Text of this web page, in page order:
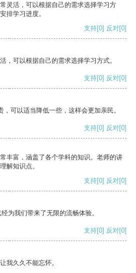
灵活，可以根据自己的需求选择学习方
排学习进度。
支持[0] 反对[0]
，可以根据自己的需求选择学习方式。
支持[0] 反对[0]
可以适当降低一些，这样会更加亲民。
支持[0] 反对[0]
丰富，涵盖了各个学科的知识。老师的讲
解知识点。
支持[0] 反对[0]
为我们带来了无限的流畅体验。
支持[0] 反对[0]
我久久不能忘怀。